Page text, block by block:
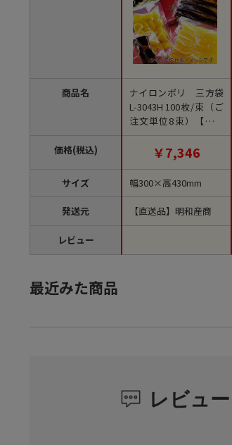
商品名
価格(税込)
サイズ
発送元
レビュー
ナイロンポリ 三方袋
L-3043H 100枚/束（ご
注文単位8束）【直送
品】
￥7,346
幅300×高430mm
【直送品】明和産商
最近みた商品
レビュー